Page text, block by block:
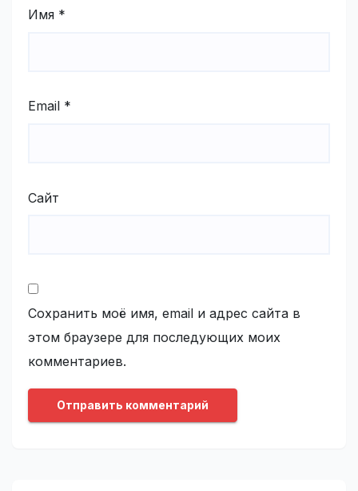
Имя *
Email *
Сайт
Сохранить моё имя, email и адрес сайта в
этом браузере для последующих моих
комментариев.